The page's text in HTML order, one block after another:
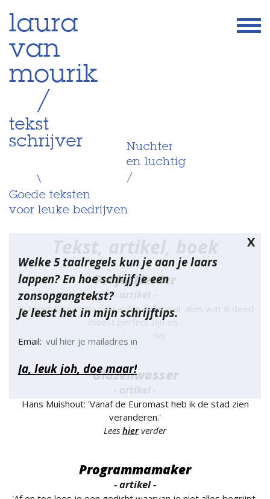
Skip
to
content
laura
van
mourik
/
tekst
schrijver
\
Nuchter
en luchtig
/
Goede teksten
voor leuke bedrijven
X
Welke 5 taalregels kun je aan je laars
lappen? En hoe schrijf je een
zonsopgangtekst?
Je leest het in mijn schrijftips.
Email:
Projectleider
- artikel -
'Ik kwam binnen als zo’n echte millennial: alles wat ik deed
moest perfect zijn en...
Lees
hier
Glazenwasser
Hans Muishout: 'Vanaf de Euromast heb ik de stad zien
veranderen.'
Lees hierverder
Programmamaker
- artikel -